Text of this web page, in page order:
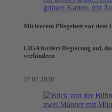
Mit leerem Pflegebett vor dem
LIGA fordert Regierung auf,
verhindern
27.07.2026